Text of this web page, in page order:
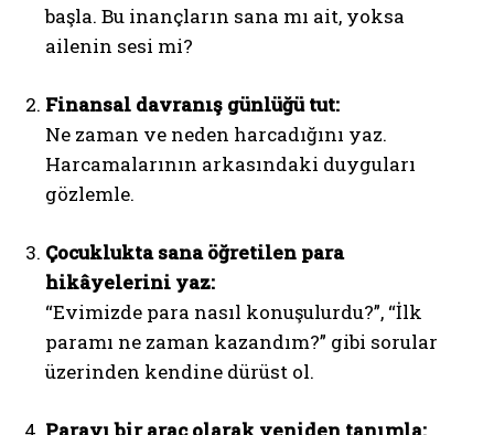
başla. Bu inançların sana mı ait, yoksa
ailenin sesi mi?
Finansal davranış günlüğü tut:
Ne zaman ve neden harcadığını yaz.
Harcamalarının arkasındaki duyguları
gözlemle.
Çocuklukta sana öğretilen para
hikâyelerini yaz:
“Evimizde para nasıl konuşulurdu?”, “İlk
paramı ne zaman kazandım?” gibi sorular
üzerinden kendine dürüst ol.
Parayı bir araç olarak yeniden tanımla: